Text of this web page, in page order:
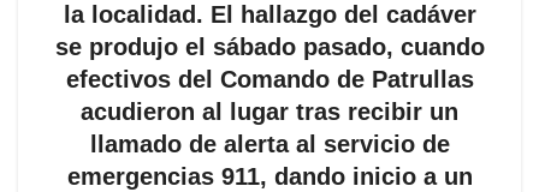
la localidad. El hallazgo del cadáver
se produjo el sábado pasado, cuando
efectivos del Comando de Patrullas
acudieron al lugar tras recibir un
llamado de alerta al servicio de
emergencias 911, dando inicio a un